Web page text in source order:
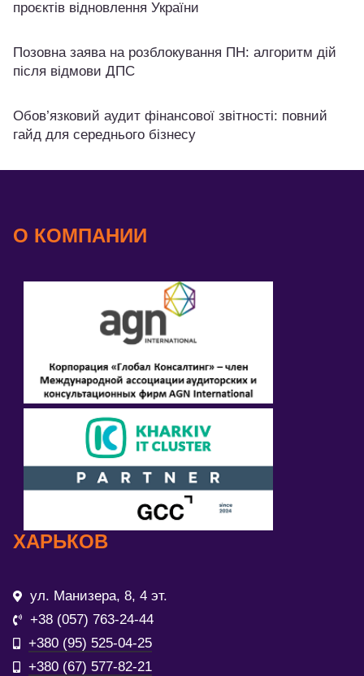
проєктів відновлення України
Позовна заява на розблокування ПН: алгоритм дій
після відмови ДПС
Обов’язковий аудит фінансової звітності: повний
гайд для середнього бізнесу
О КОМПАНИИ
ХАРЬКОВ
ул. Манизера, 8, 4 эт.
+38 (057) 763-24-44
+380 (95) 525-04-25
+380 (67) 577-82-21